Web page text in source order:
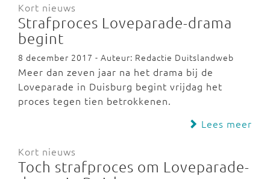
Kort nieuws
Strafproces Loveparade-drama
begint
8 december 2017 - Auteur: Redactie Duitslandweb
Meer dan zeven jaar na het drama bij de
Loveparade in Duisburg begint vrijdag het
proces tegen tien betrokkenen.
Lees meer
Kort nieuws
Toch strafproces om Loveparade-